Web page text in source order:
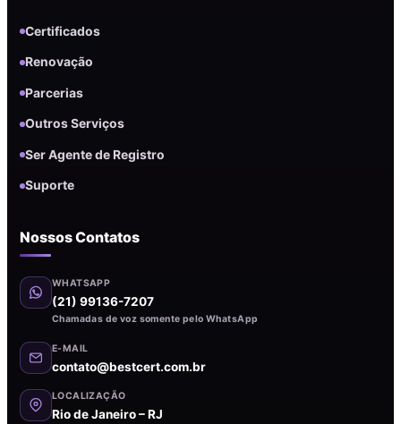
Certificados
Renovação
Parcerias
Outros Serviços
Ser Agente de Registro
Suporte
Nossos Contatos
WHATSAPP
(21) 99136-7207
Chamadas de voz somente pelo WhatsApp
E-MAIL
contato@bestcert.com.br
LOCALIZAÇÃO
Rio de Janeiro – RJ